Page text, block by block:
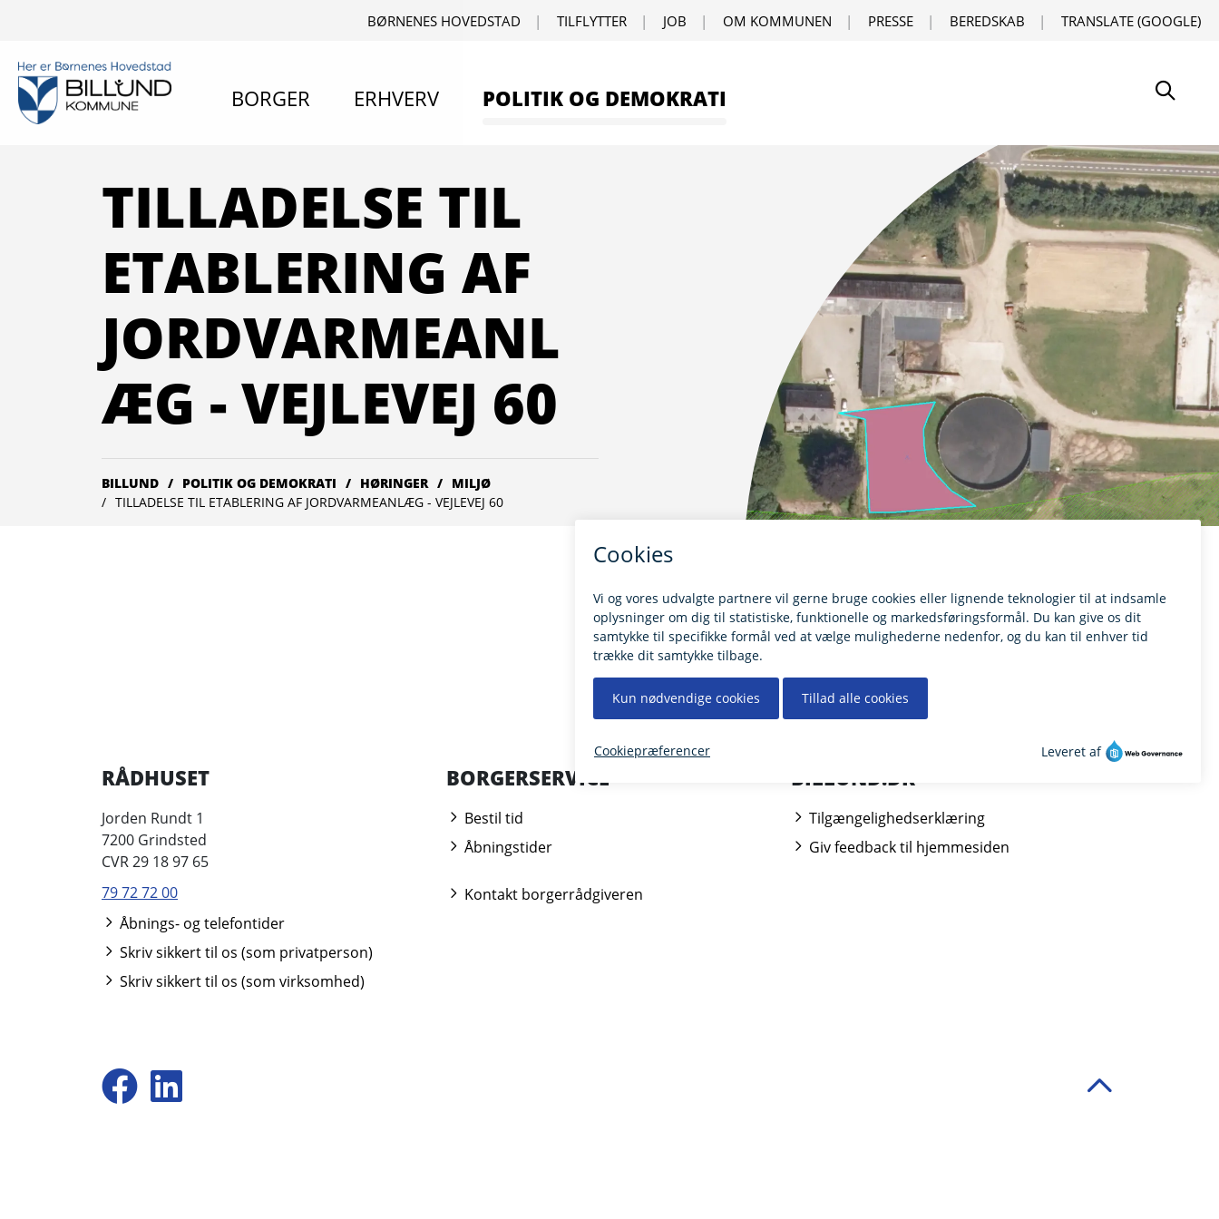
BØRNENES HOVEDSTAD TILFLYTTER JOB OM KOMMUNEN PRESSE BEREDSKAB TRANSLATE (GOOGLE)
BORGER ERHVERV POLITIK OG DEMOKRATI Søg
TILLADELSE TIL
ETABLERING AF
JORDVARMEANL
ÆG - VEJLEVEJ 60
BILLUND POLITIK OG DEMOKRATI HØRINGER
MILJØ
TILLADELSE TIL ETABLERING AF JORDVARMEANLÆG - VEJLEVEJ 60
RÅDHUSET
Jorden Rundt 1
7200 Grindsted
CVR 29 18 97 65
79 72 72 00
Åbnings- og telefontider
Skriv sikkert til os (som privatperson)
Skriv sikkert til os (som virksomhed)
BORGERSERVICE
Bestil tid
Åbningstider
Kontakt borgerrådgiveren
BILLUND.DK
Tilgængelighedserklæring
Giv feedback til hjemmesiden